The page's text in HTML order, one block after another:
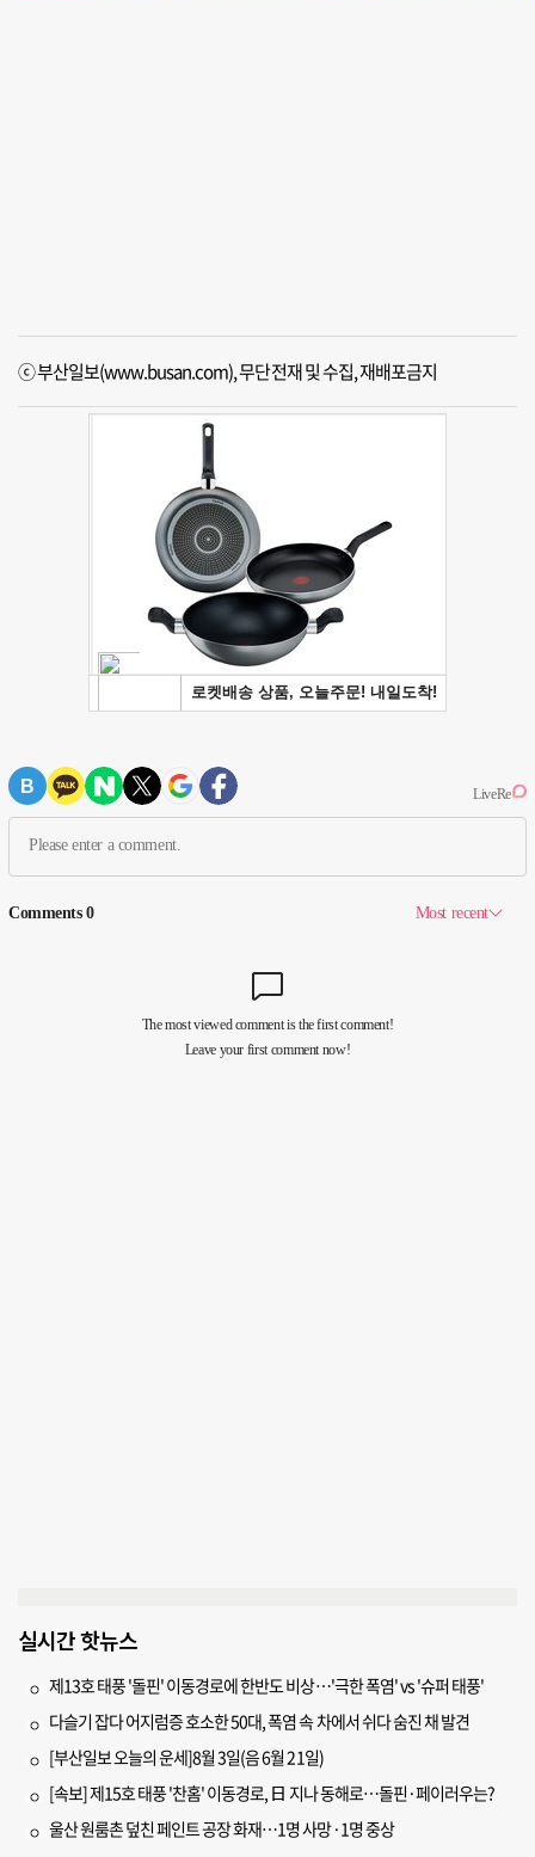
ⓒ 부산일보(www.busan.com), 무단전재 및 수집, 재배포금지
실시간 핫뉴스
제13호 태풍 '돌핀' 이동경로에 한반도 비상…'극한 폭염' vs '슈퍼 태풍'
다슬기 잡다 어지럼증 호소한 50대, 폭염 속 차에서 쉬다 숨진 채 발견
[부산일보 오늘의 운세]8월 3일(음 6월 21일)
[속보] 제15호 태풍 '찬홈' 이동경로, 日 지나 동해로…돌핀·페이러우는?
울산 원룸촌 덮친 페인트 공장 화재…1명 사망·1명 중상